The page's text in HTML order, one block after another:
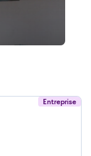
Entreprise